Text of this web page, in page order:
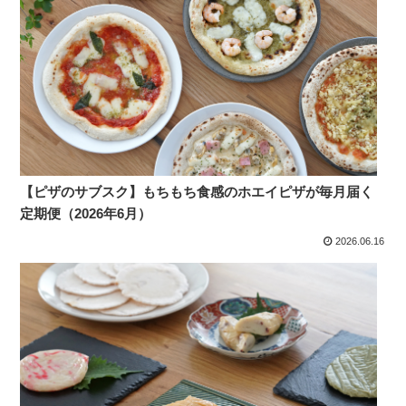
【ピザのサブスク】もちもち食感のホエイピザが毎月届く
定期便（2026年6月）
2026.06.16